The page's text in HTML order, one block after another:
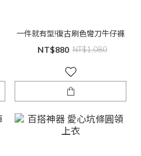
一件就有型!復古刷色彎刀牛仔褲
NT$880 NT$1,080